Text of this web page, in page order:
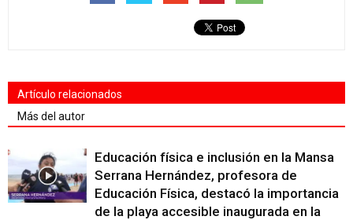
Artículo relacionados
Más del autor
Educación física e inclusión en la Mansa
Serrana Hernández, profesora de
Educación Física, destacó la importancia
de la playa accesible inaugurada en la